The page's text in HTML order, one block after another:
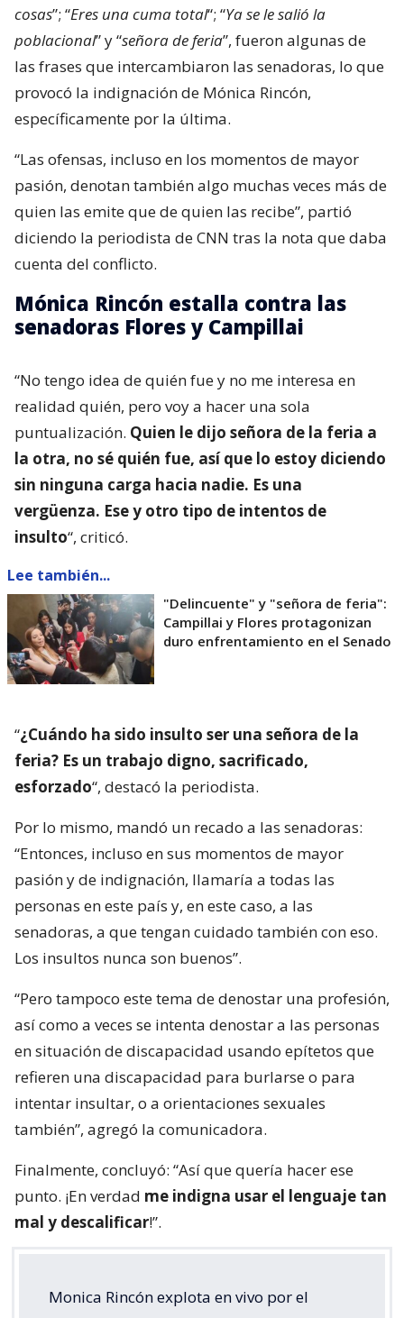
cosas”; “Eres una cuma total“; “Ya se le salió la
poblacional” y “señora de feria”, fueron algunas de
las frases que intercambiaron las senadoras, lo que
provocó la indignación de Mónica Rincón,
específicamente por la última.
“Las ofensas, incluso en los momentos de mayor
pasión, denotan también algo muchas veces más de
quien las emite que de quien las recibe”, partió
diciendo la periodista de CNN tras la nota que daba
cuenta del conflicto.
Mónica Rincón estalla contra las
senadoras Flores y Campillai
“No tengo idea de quién fue y no me interesa en
realidad quién, pero voy a hacer una sola
puntualización. Quien le dijo señora de la feria a
la otra, no sé quién fue, así que lo estoy diciendo
sin ninguna carga hacia nadie. Es una
vergüenza. Ese y otro tipo de intentos de
insulto“, criticó.
Lee también...
"Delincuente" y "señora de feria":
Campillai y Flores protagonizan
duro enfrentamiento en el Senado
“¿Cuándo ha sido insulto ser una señora de la
feria? Es un trabajo digno, sacrificado,
esforzado“, destacó la periodista.
Por lo mismo, mandó un recado a las senadoras:
“Entonces, incluso en sus momentos de mayor
pasión y de indignación, llamaría a todas las
personas en este país y, en este caso, a las
senadoras, a que tengan cuidado también con eso.
Los insultos nunca son buenos”.
“Pero tampoco este tema de denostar una profesión,
así como a veces se intenta denostar a las personas
en situación de discapacidad usando epítetos que
refieren una discapacidad para burlarse o para
intentar insultar, o a orientaciones sexuales
también”, agregó la comunicadora.
Finalmente, concluyó: “Así que quería hacer ese
punto. ¡En verdad me indigna usar el lenguaje tan
mal y descalificar!”.
Monica Rincón explota en vivo por el